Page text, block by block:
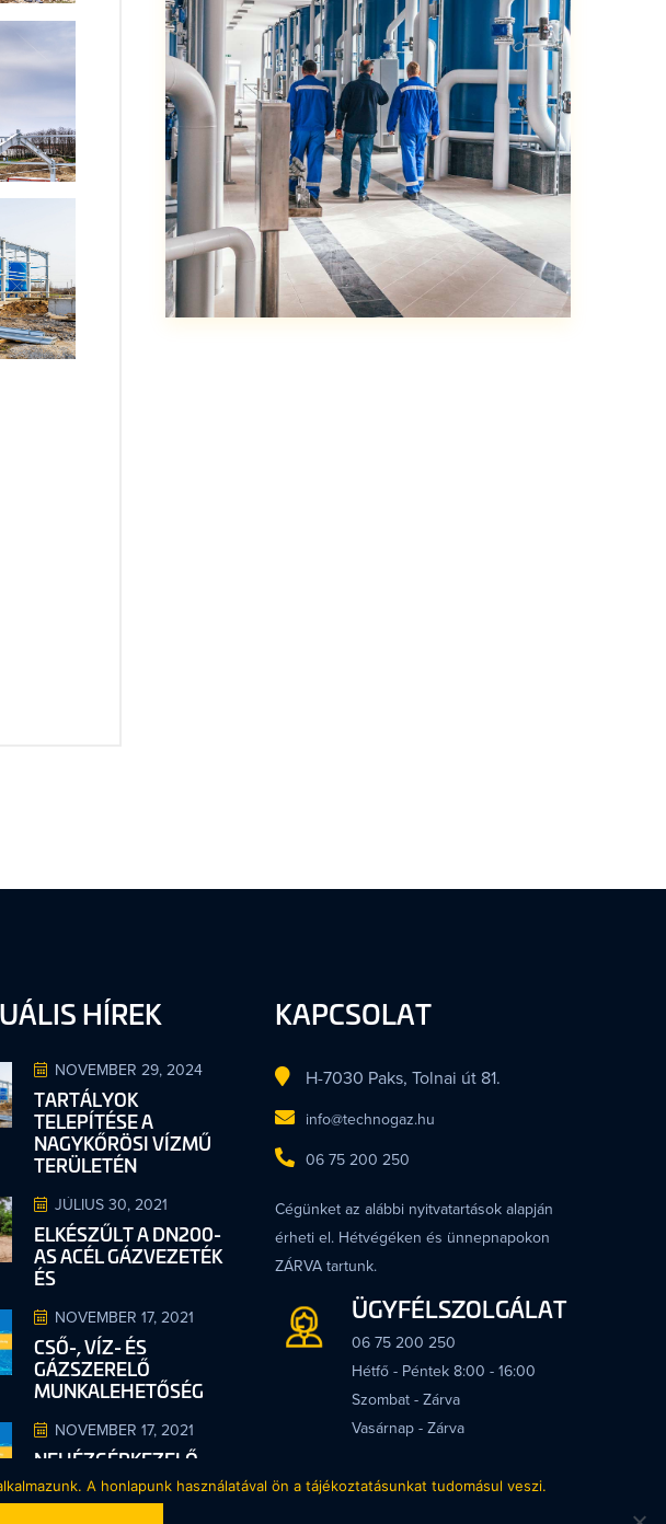
HÍREK
NOVEMBER 29, 2024
TARTÁLYOK
TELEPÍTÉSE A
NAGYKŐRÖSI VÍZMŰ
TERÜLETÉN
JÚLIUS 30, 2021
ELKÉSZŰLT A DN200-
AS ACÉL GÁZVEZETÉK
ÉS
NOVEMBER 17, 2021
CSŐ-, VÍZ- ÉS
GÁZSZERELŐ
MUNKALEHETŐSÉG
NOVEMBER 17, 2021
NEHÉZGÉPKEZELŐ
MUNKALEHETŐSÉG
KAPCSOLAT
H-7030 Paks, Tolnai út 81.
info@technogaz.hu
06 75 200 250
Cégünket az alábbi nyitvatartások alapján
érheti el. Hétvégéken és ünnepnapokon
ZÁRVA tartunk.
ÜGYFÉLSZOLGÁLAT
06 75 200 250
Hétfő - Péntek 8:00 - 16:00
Szombat - Zárva
Vasárnap - Zárva
A honlapunk használatával ön a tájékoztatásunkat tudomásul veszi.